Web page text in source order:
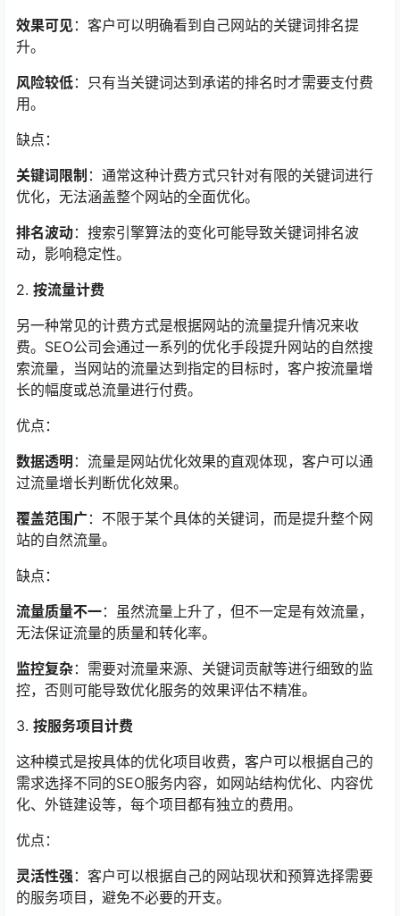
效果可见：客户可以明确看到自己网站的关键词排名提
升。
风险较低：只有当关键词达到承诺的排名时才需要支付费
用。
缺点：
关键词限制 ：通常这种计费方式只针对有限的关键词进行
优化，无法涵盖整个网站的全面优化。
排名波动：搜索引擎算法的变化可能导致关键词排名波
动，影响稳定性。
2. 按流量计费
另一种常见的计费方式是根据网站的流量提升情况来收
费。SEO公司会通过一系列的优化手段提升网站的自然搜
索流量，当网站的流量达到指定的目标时，客户按流量增
长的幅度或总流量进行付费。
优点：
数据透明 ：流量是网站优化效果的直观体现，客户可以通
过流量增长判断优化效果。
覆盖范围广：不限于某个具体的关键词，而是提升整个网
站的自然流量。
缺点：
流量质量不一：虽然流量上升了，但不一定是有效流量，
无法保证流量的质量和转化率。
监控复杂：需要对流量来源、关键词贡献等进行细致的监
控，否则可能导致优化服务的效果评估不精准。
3. 按服务项目计费
这种模式是按具体的优化项目收费，客户可以根据自己的
需求选择不同的SEO服务内容，如网站结构优化、内容优
化、外链建设等，每个项目都有独立的费用。
优点：
灵活性强 ：客户可以根据自己的网站现状和预算选择需要
的服务项目，避免不必要的开支。